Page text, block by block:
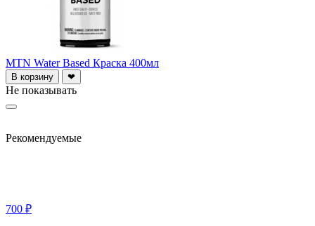
MTN Water Based Краска 400мл
В корзину ❤
Не показывать
Рекомендуемые
700 ₽